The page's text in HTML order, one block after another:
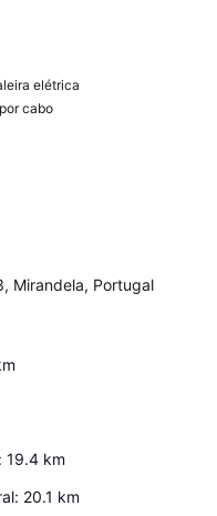
elétrica
cabo
Mirandela, Portugal
: 19.4 km
: 20.1 km